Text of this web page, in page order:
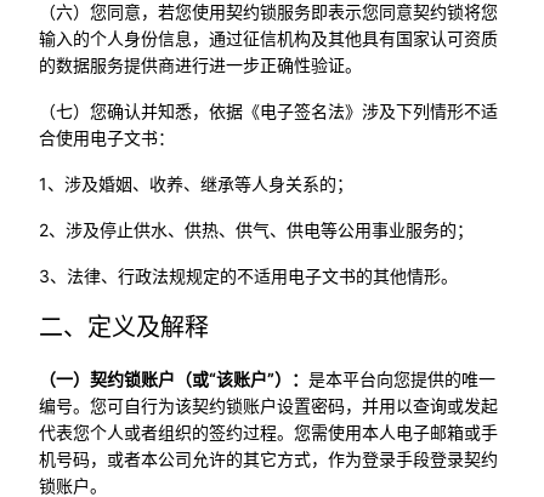
（六）您同意，若您使用契约锁服务即表示您同意契约锁将您
输入的个人身份信息，通过征信机构及其他具有国家认可资质
的数据服务提供商进行进一步正确性验证。
（七）您确认并知悉，依据《电子签名法》涉及下列情形不适
合使用电子文书：
1、涉及婚姻、收养、继承等人身关系的；
2、涉及停止供水、供热、供气、供电等公用事业服务的；
3、法律、行政法规规定的不适用电子文书的其他情形。
二、定义及解释
（一）契约锁账户（或“该账户”）： 是本平台向您提供的唯一
编号。您可自行为该契约锁账户设置密码，并用以查询或发起
代表您个人或者组织的签约过程。您需使用本人电子邮箱或手
机号码，或者本公司允许的其它方式，作为登录手段登录契约
锁账户。